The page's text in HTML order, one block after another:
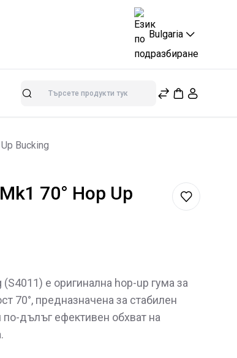
Bulgaria
Търсене
Bucking
70° Hop Up
е оригинална hop-up гума за
70°, предназначена за стабилен
дълъг ефективен обхват на